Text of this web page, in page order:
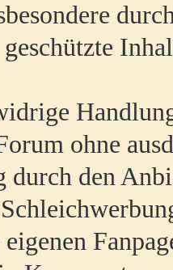
ohne
durch den